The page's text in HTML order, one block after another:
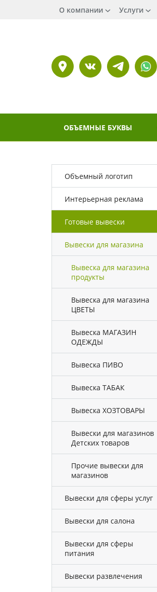
О компании Услуги
ОБЪЕМНЫЕ БУКВЫ
Объемный логотип
Интерьерная реклама
Готовые вывески
Вывески для магазина
Вывеска для магазина
продукты
Вывеска для магазина
ЦВЕТЫ
Вывеска МАГАЗИН
ОДЕЖДЫ
Вывеска ПИВО
Вывеска ТАБАК
Вывеска ХОЗТОВАРЫ
Вывески для магазинов
Детских товаров
Прочие вывески для
магазинов
Вывески для сферы услуг
Вывески для салона
Вывески для сферы
питания
Вывески развлечения